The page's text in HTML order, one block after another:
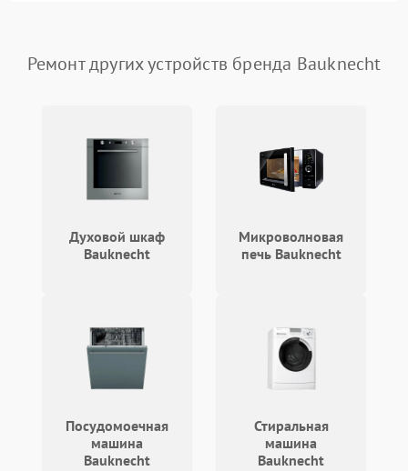
Ремонт других устройств бренда Bauknecht
Духовой шкаф
Bauknecht
Микроволновая
печь Bauknecht
Посудомоечная
машина
Bauknecht
Стиральная
машина
Bauknecht